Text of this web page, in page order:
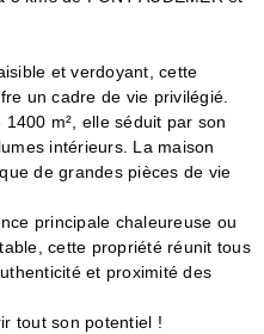
et verdoyant, cette
un cadre de vie privilégié.
m², elle séduit par son
intérieurs. La maison
de grandes pièces de vie
principale chaleureuse ou
cette propriété réunit tous
et proximité des
tout son potentiel !